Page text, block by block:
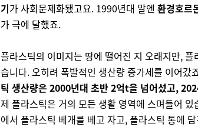
기가 사회문제화됐고요. 1990년대 말엔 환경호르
가 극에 달했죠.
플라스틱의 이미지는 땅에 떨어진 지 오래지만,
습니다. 오히려 폭발적인 생산량 증가세를 이어갔
틱 생산량은 2000년대 초반 2억t을 넘어섰고,
제 플라스틱은 거의 모든 생활 영역에 스며들어
에서 플라스틱 베개를 베고 자고, 플라스틱 통에